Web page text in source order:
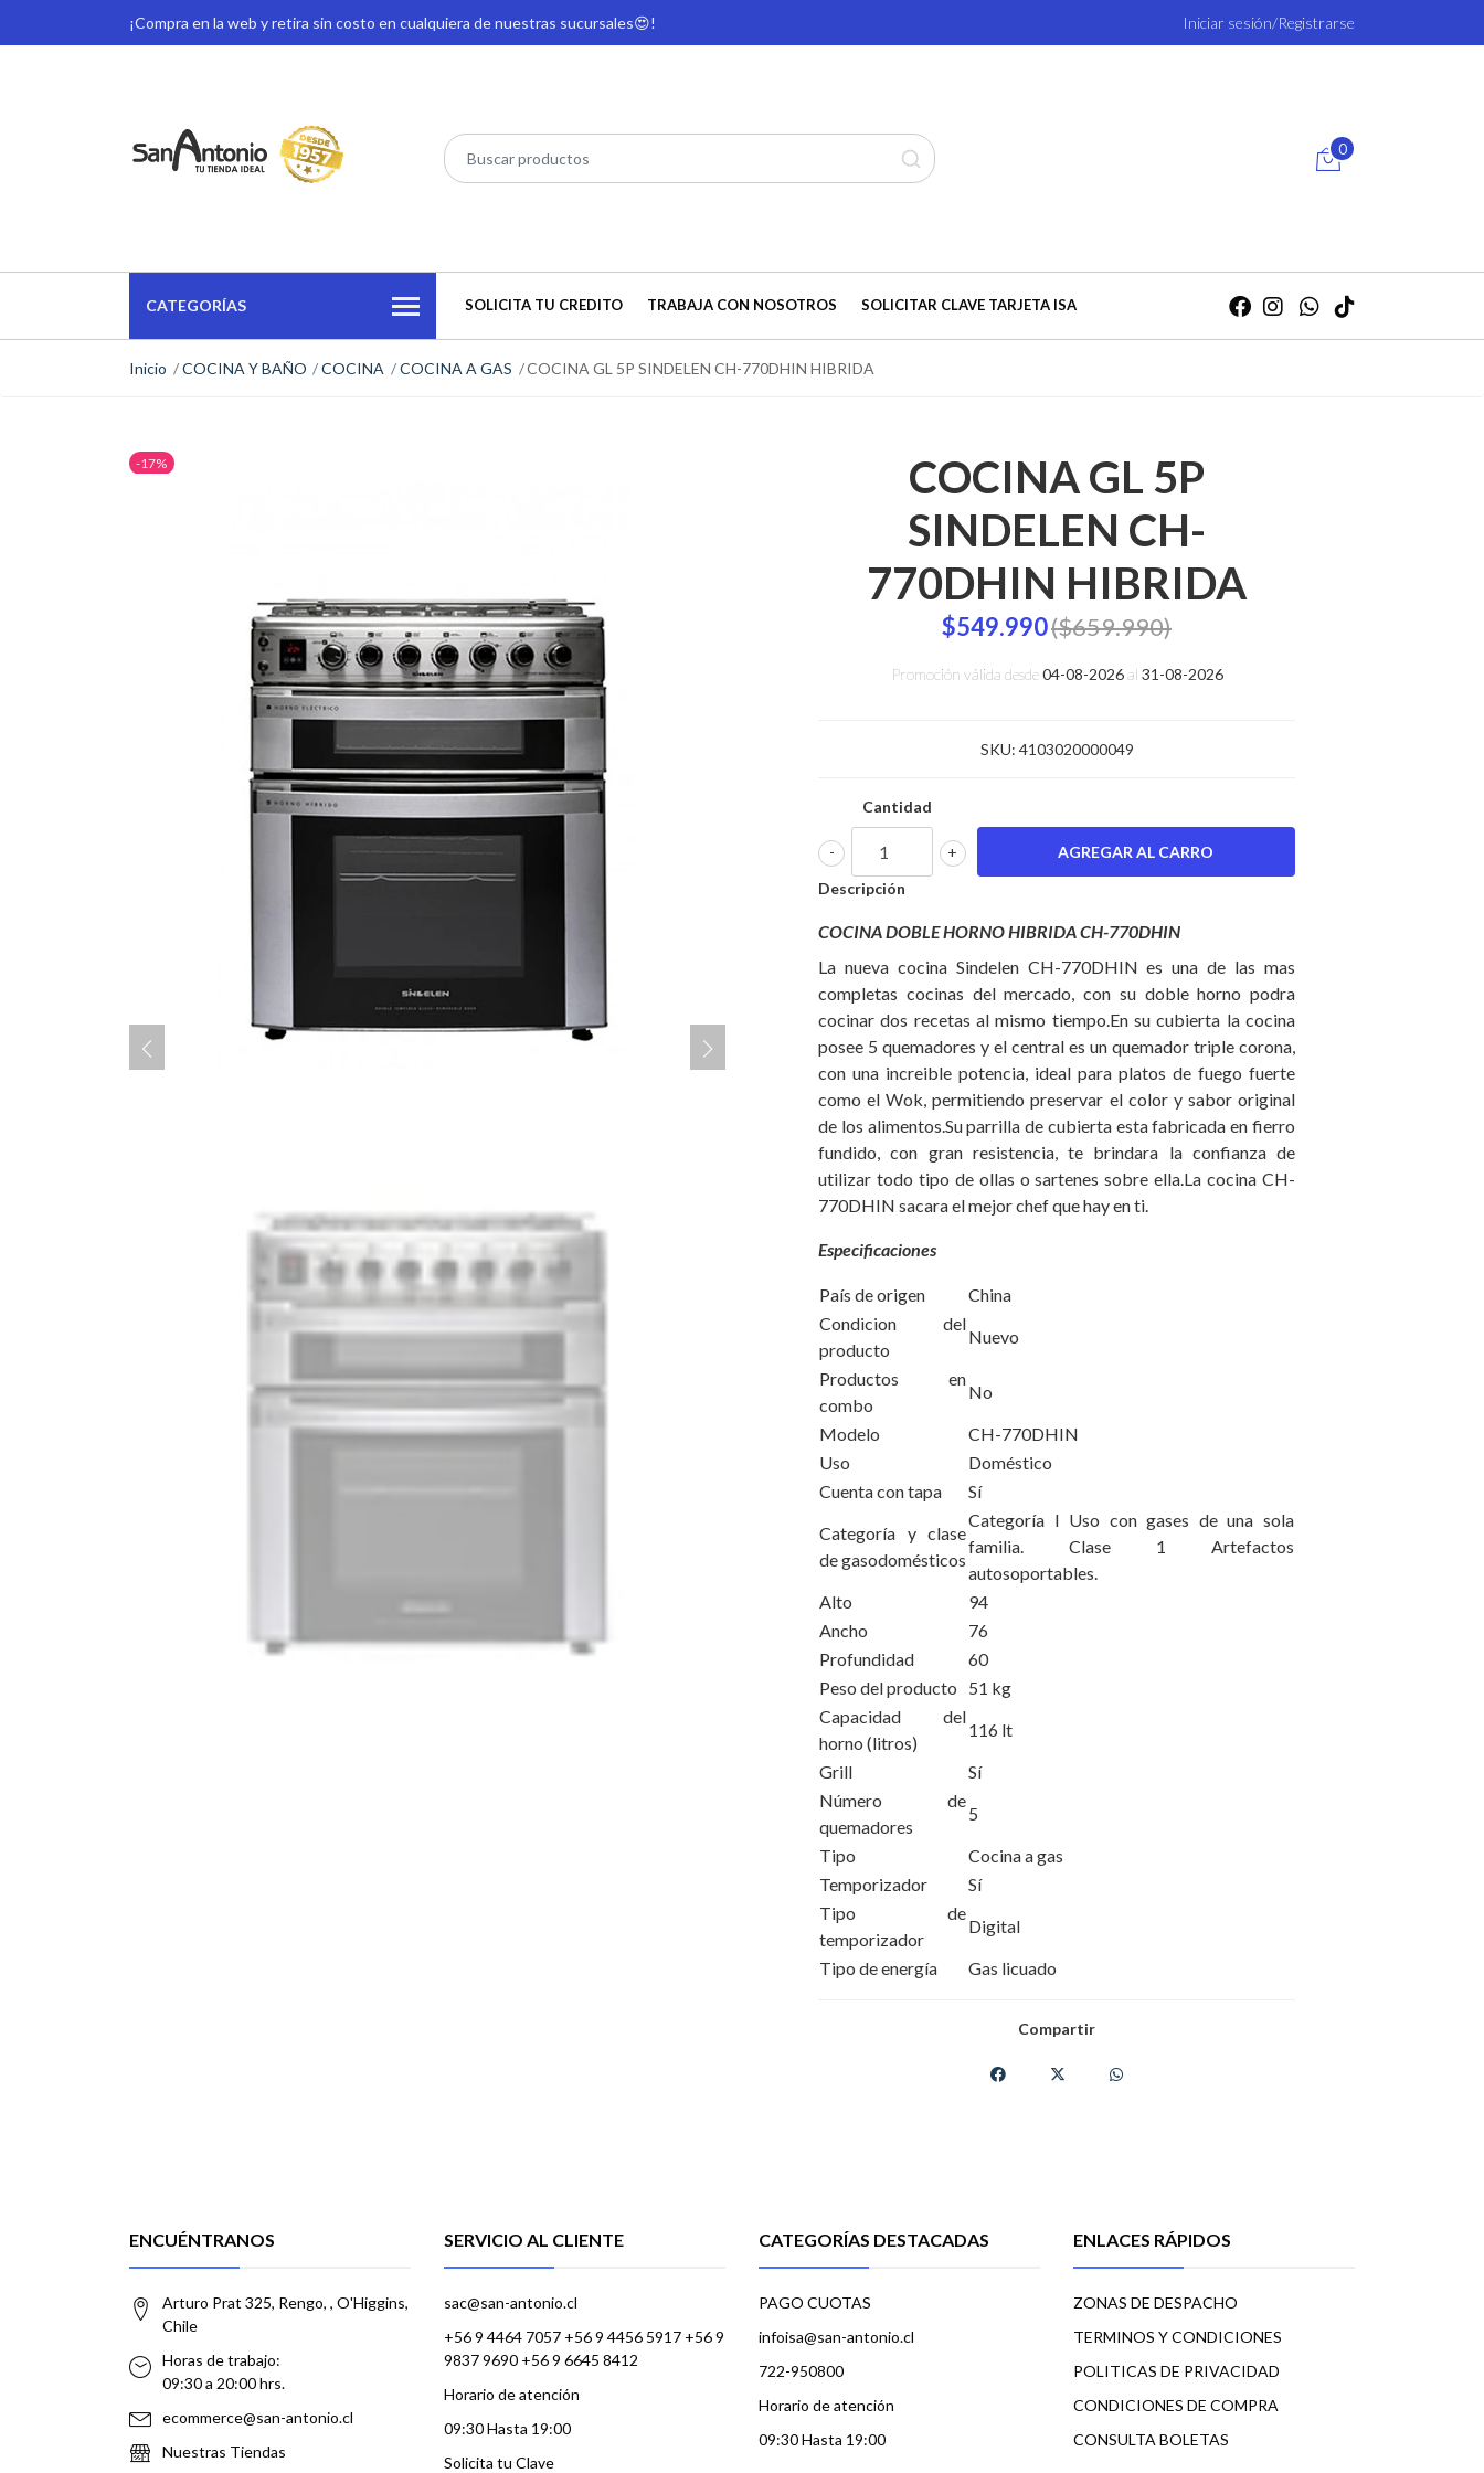
¡Compra en la web y retira sin costo en cualquiera de nuestras sucursales😍! Iniciar sesión/Registrarse
0
CATEGORÍAS SOLICITA TU CREDITO TRABAJA CON NOSOTROS SOLICITAR CLAVE TARJETA ISA
Inicio COCINA Y BAÑO COCINA COCINA A GAS COCINA GL 5P SINDELEN CH-770DHIN HIBRIDA
-17%
COCINA GL 5P
SINDELEN CH-
770DHIN HIBRIDA
$549.990($659.990)
Promoción válida desde04-08-2026al 31-08-2026
SKU: 4103020000049
Cantidad
+
-
Descripción
COCINA DOBLE HORNO HIBRIDA CH-770DHIN
La nueva cocina Sindelen CH-770DHIN es una de las mas
completas cocinas del mercado, con su doble horno podra
cocinar dos recetas al mismo tiempo.En su cubierta la cocina
posee 5 quemadores y el central es un quemador triple corona,
con una increible potencia, ideal para platos de fuego fuerte
como el Wok, permitiendo preservar el color y sabor original
de los alimentos.Su parrilla de cubierta esta fabricada en fierro
fundido, con gran resistencia, te brindara la confianza de
utilizar todo tipo de ollas o sartenes sobre ella.La cocina CH-
770DHIN sacara el mejor chef que hay en ti.
Especificaciones
País de origen
China
Condicion del
producto
Nuevo
Productos en
combo
No
Modelo
CH-770DHIN
Uso
Doméstico
Cuenta con tapa
Sí
Categoría y clase
de gasodomésticos
Categoría I Uso con gases de una sola
familia. Clase 1 Artefactos
autosoportables.
Alto
94
Ancho
76
Profundidad
60
Peso del producto
51 kg
Capacidad del
horno (litros)
116 lt
Grill
Sí
Número de
quemadores
5
Tipo
Cocina a gas
Temporizador
Sí
Tipo de
temporizador
Digital
Tipo de energía
Gas licuado
Compartir
ENCUÉNTRANOS
Arturo Prat 325, Rengo, , O'Higgins,
Chile
Horas de trabajo:
09:30 a 20:00 hrs.
ecommerce@san-antonio.cl
Nuestras Tiendas
SERVICIO AL CLIENTE
sac@san-antonio.cl
+56 9 4464 7057 +56 9 4456 5917 +56 9
9837 9690 +56 9 6645 8412
Horario de atención
09:30 Hasta 19:00
Solicita tu Clave
CATEGORÍAS DESTACADAS
PAGO CUOTAS
infoisa@san-antonio.cl
722-950800
Horario de atención
09:30 Hasta 19:00
ENLACES RÁPIDOS
ZONAS DE DESPACHO
TERMINOS Y CONDICIONES
POLITICAS DE PRIVACIDAD
CONDICIONES DE COMPRA
CONSULTA BOLETAS